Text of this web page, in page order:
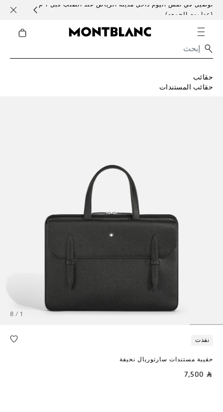
توصيل في نفس اليوم داخل مدينة الرياض عند الطلب قبل 1 م
(عدا يوم الجمعه)
حقائب
حقائب المستندات
1 / 8
نفذت
حقيبة مستندات سارتوريال نحيفة
⃁ 7,500